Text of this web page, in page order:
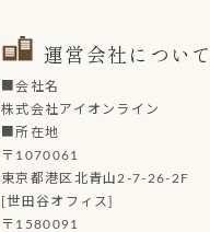
運営会社について
■会社名
株式会社アイオンライン
■所在地
〒1070061
東京都港区北青山2-7-26-2F
[世田谷オフィス]
〒1580091